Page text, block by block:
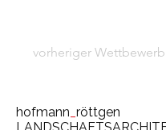
vorheriger Wettbewerb
hofmann röttgen